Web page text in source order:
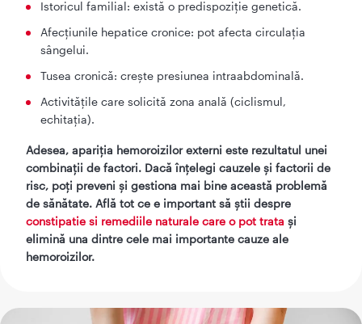
Istoricul familial: există o predispoziție genetică.
Afecțiunile hepatice cronice: pot afecta circulația
sângelui.
Tusea cronică: crește presiunea intraabdominală.
Activitățile care solicită zona anală (ciclismul,
echitația).
Adesea, apariția hemoroizilor externi este rezultatul unei
combinații de factori. Dacă înțelegi cauzele și factorii de
risc, poți preveni și gestiona mai bine această problemă
de sănătate. Află tot ce e important să știi despre
constipatie si remediile naturale care o pot trata și
elimină una dintre cele mai importante cauze ale
hemoroizilor.